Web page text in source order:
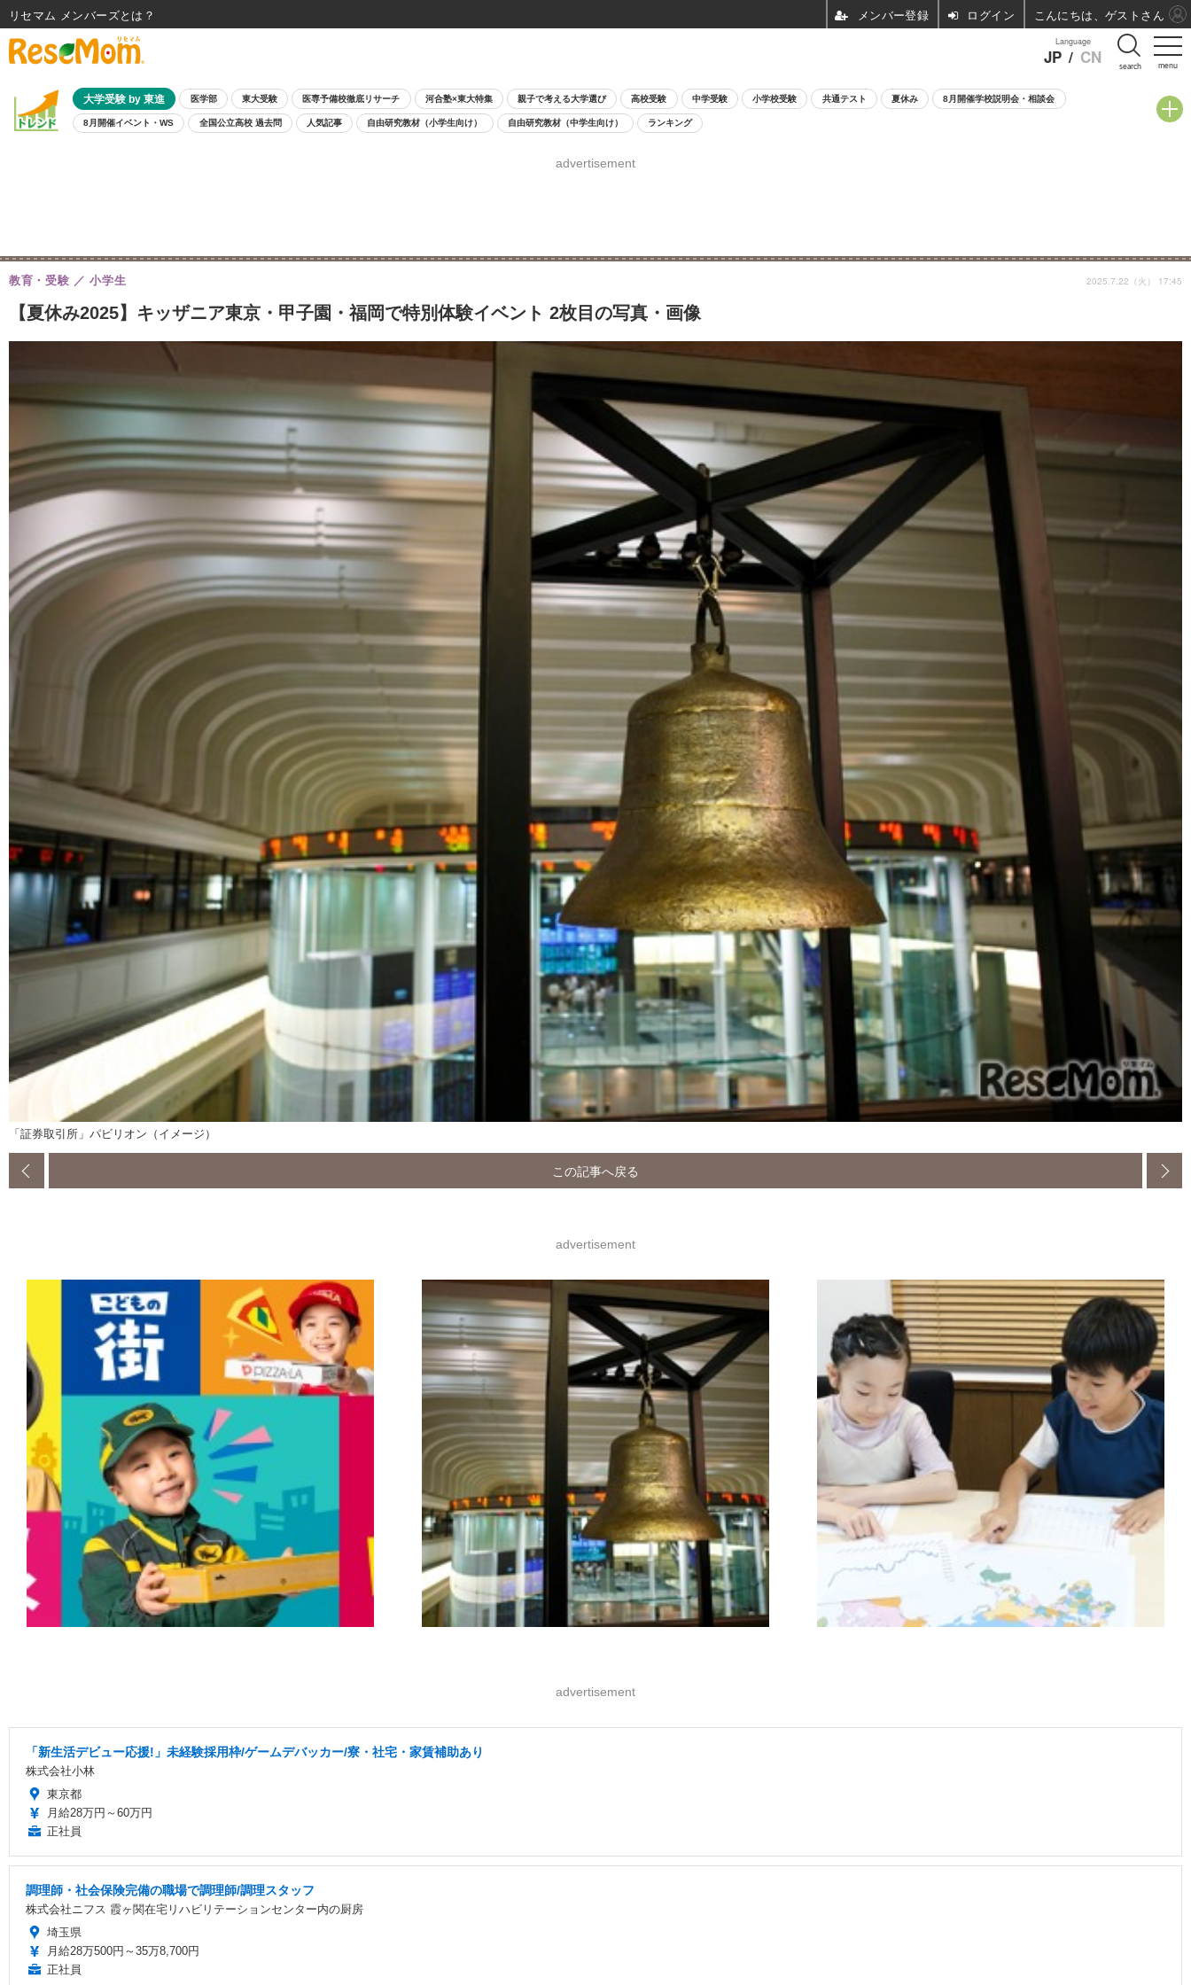
menu
Language
JP / CN search
大学受験 by 東進 医学部 東大受験 医専予備校徹底リサーチ 河合塾×東大特集 親子で考える大学選び 高校受験 中学受験 小学校受験 共通テスト 夏休み 8月開催学校説明会・相談会
8月開催イベント・WS 全国公立高校 過去問 人気記事 自由研究教材（小学生向け） 自由研究教材（中学生向け） ランキング
advertisement
【夏休み2025】キッザニア東京・甲子園・福岡で特別体験イベント 2枚目の写真・画像
教育・受験 小学生 2025.7.22（火） 17:45
「証券取引所」パビリオン（イメージ）
この記事へ戻る
advertisement
advertisement
「新生活デビュー応援!」未経験採用枠/ゲームデバッカー/寮・社宅・家賃補助あり
株式会社小林
東京都
月給28万円～60万円
正社員
調理師・社会保険完備の職場で調理師/調理スタッフ
株式会社ニフス 霞ヶ関在宅リハビリテーションセンター内の厨房
埼玉県
月給28万500円～35万8,700円
正社員
リセマム メンバーズ ログイン こんにちは、ゲストさん